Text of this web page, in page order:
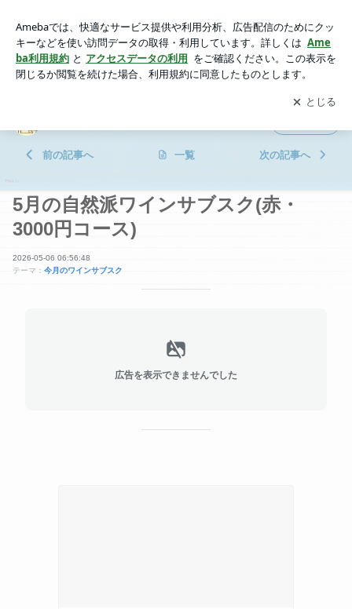
んちょ活動日記
アプリをダウンロードして ブログの更新通知
を受け取りまし
ょう。
開く
前の記事へ 一覧 次の記事へ
5月の自然派ワインサブスク(赤・
3000円コース)
2026-05-06 06:56:48
テーマ： 今月のワインサブスク
広告を表示できませんでした